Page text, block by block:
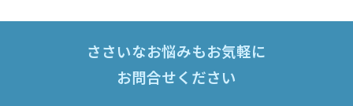
ささいなお悩みもお気軽に
お問合せください